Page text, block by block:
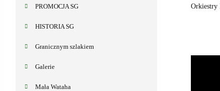
PROMOCJA SG
HISTORIA SG
Granicznym szlakiem
Galerie
Mała Wataha
Orkiestry